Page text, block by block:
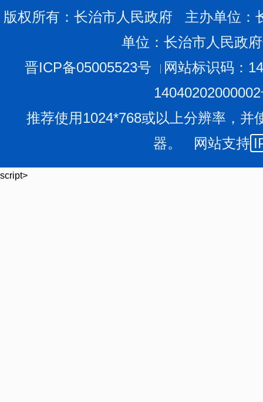
版权所有：长治市人民政府 主办单位
单位：长治市人民政
晋ICP备05005523号
网站标识码：
推荐使用1024*768或以上分辨率，并
器。 网站支持
script>